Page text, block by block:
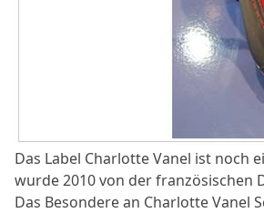
Das Label Charlotte Vanel ist noch
wurde 2010 von der französischen
Das Besondere an Charlotte Vanel